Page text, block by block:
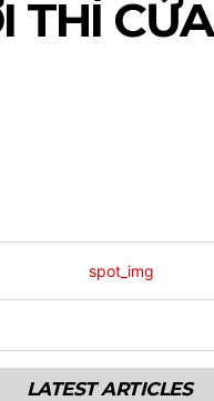
THÌ CỬA
LATEST ARTICLES